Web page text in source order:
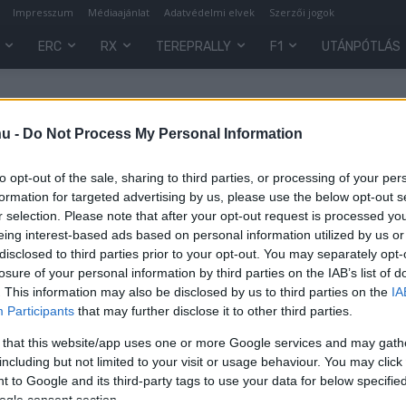
- Do Not Process My Personal Information
opt-out of the sale, sharing to third parties, or processing of your
for targeted advertising by us, please use the below opt-out
selection. Please note that after your opt-out request is processed
interest-based ads based on personal information utilized by us
to third parties prior to your opt-out. You may separately
of your personal information by third parties on the IAB’s list of
This information may also be disclosed by us to third parties on the
Participants that may further disclose it to other third parties.
that this website/app uses one or more Google services and may
but not limited to your visit or usage behaviour. You may
to Google and its third-party tags to use your data for below
consent section.
Impresszum Médiaajánlat Adatvédelmi elvek Szerzői jogok
ERC RX TEREPRALLY F1 UTÁNPÓTLÁS
F1
Hang- és látványorgia – így szól
ma Ayrton Senna első F1-es autója
(videó)